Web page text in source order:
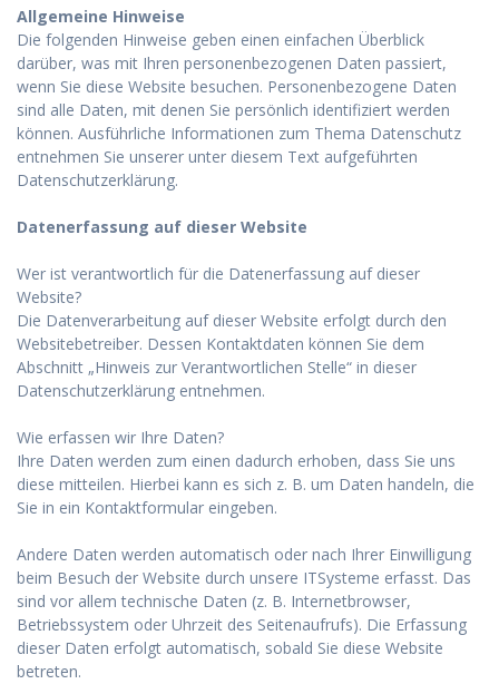
Allgemeine Hinweise
Die folgenden Hinweise geben einen einfachen Überblick
darüber, was mit Ihren personenbezogenen Daten passiert,
wenn Sie diese Website besuchen. Personenbezogene Daten
sind alle Daten, mit denen Sie persönlich identifiziert werden
können. Ausführliche Informationen zum Thema Datenschutz
entnehmen Sie unserer unter diesem Text aufgeführten
Datenschutzerklärung.
Datenerfassung auf dieser Website
Wer ist verantwortlich für die Datenerfassung auf dieser
Website?
Die Datenverarbeitung auf dieser Website erfolgt durch den
Websitebetreiber. Dessen Kontaktdaten können Sie dem
Abschnitt „Hinweis zur Verantwortlichen Stelle“ in dieser
Datenschutzerklärung entnehmen.
Wie erfassen wir Ihre Daten?
Ihre Daten werden zum einen dadurch erhoben, dass Sie uns
diese mitteilen. Hierbei kann es sich z. B. um Daten handeln, die
Sie in ein Kontaktformular eingeben.
Andere Daten werden automatisch oder nach Ihrer Einwilligung
beim Besuch der Website durch unsere ITSysteme erfasst. Das
sind vor allem technische Daten (z. B. Internetbrowser,
Betriebssystem oder Uhrzeit des Seitenaufrufs). Die Erfassung
dieser Daten erfolgt automatisch, sobald Sie diese Website
betreten.